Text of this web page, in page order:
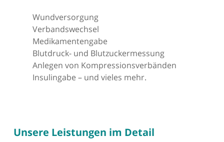
Wundversorgung
Verbandswechsel
Medikamentengabe
Blutdruck- und Blutzuckermessung
Anlegen von Kompressionsverbänden
Insulingabe – und vieles mehr.
Unsere Leistungen im Detail